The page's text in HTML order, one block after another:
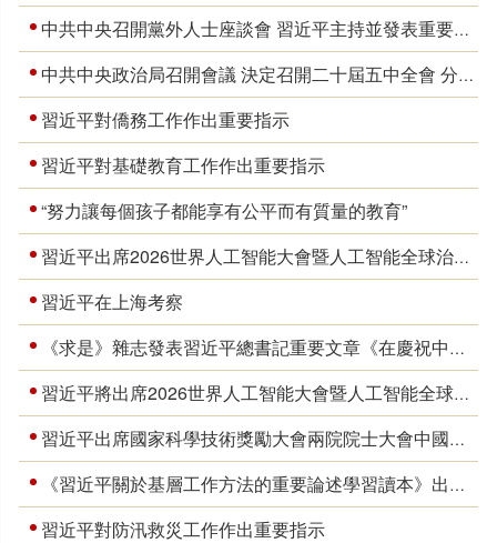
中共中央召開黨外人士座談會 習近平主持並發表重要講話
中共中央政治局召開會議 決定召開二十屆五中全會 分析研究當前經濟形勢和經濟工作 中共中央總書記習近平主持會議
習近平對僑務工作作出重要指示
習近平對基礎教育工作作出重要指示
“努力讓每個孩子都能享有公平而有質量的教育”
習近平出席2026世界人工智能大會暨人工智能全球治理高級別會議開幕式並發表主旨講話
習近平在上海考察
《求是》雜志發表習近平總書記重要文章《在慶祝中國共產黨成立105周年大會上的講話》
習近平將出席2026世界人工智能大會暨人工智能全球治理高級別會議開幕式並發表主旨講話
習近平出席國家科學技術獎勵大會兩院院士大會中國科協第十一次全國代表大會並發表重要講話
《習近平關於基層工作方法的重要論述學習讀本》出版發行
習近平對防汛救災工作作出重要指示